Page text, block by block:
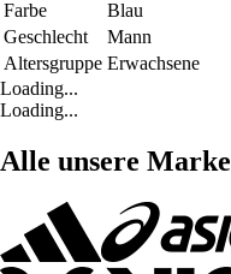
Farbe
Blau
Geschlecht
Mann
Altersgruppe Erwachsene
Loading...
Loading...
Alle unsere